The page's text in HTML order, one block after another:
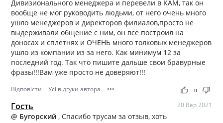
Дивизионального менеджера и перевели в КАМ, так он
вообще не мог руководить людьми, от него очень много
ушло менеджеров и директоров филиалов,просто не
выдерживали общение с ним, он все построил на
доносах и сплетнях и ОЧЕНЬ много толковых менеджеров
ушло из компании из за него. Как минимум 12 за
последний год. Так что пишите дальше свои бравурные
фразы!!!Вам уже просто не доверяют!!!
Відповісти Усі відгуки автора ••• thumb_up thumb_down
0
Гость 20 Вер 2021
@ Бугорский, Спасибо трусам за отзыв, хоть